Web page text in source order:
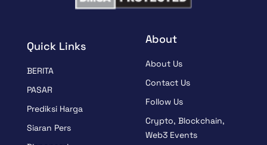
Quick Links
BERITA
PASAR
Prediksi Harga
Siaran Pers
About
About Us
Contact Us
Follow Us
Crypto, Blockchain,
Web3 Events